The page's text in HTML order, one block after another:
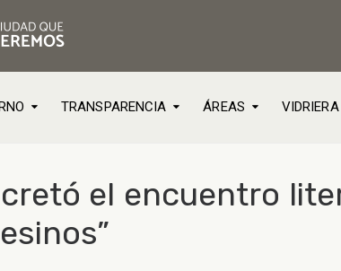
TRANSPARENCIA ÁREAS
el encuentro